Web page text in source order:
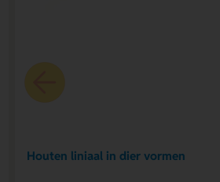
Houten liniaal in dier vormen